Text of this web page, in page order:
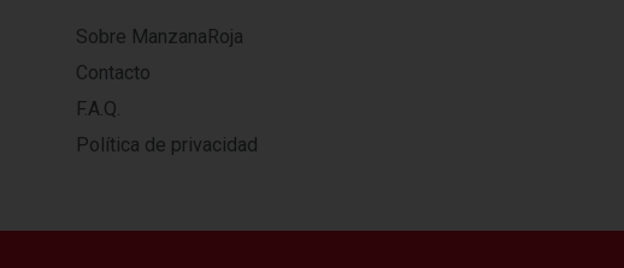
Sobre ManzanaRoja
Contacto
F.A.Q.
Política de privacidad